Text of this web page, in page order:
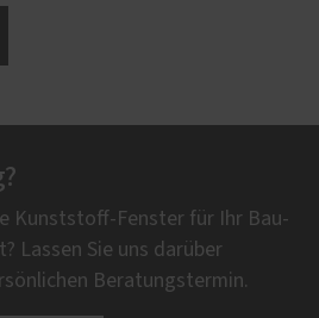
Kunststoff-Fenster für Ihr Bau-
Lassen Sie uns darüber
Beratungstermin.